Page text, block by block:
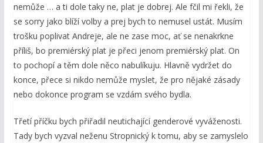
nemůže … a ti dole taky ne, plat je dobrej. Ale fčil mi řekli, že
se sorry jako blíží volby a prej bych to nemusel ustát. Musím
trošku poplivat Andreje, ale ne zase moc, ať se nenakrkne
příliš, bo premiérský plat je přeci jenom premiérský plat. On
to pochopí a těm dole něco nabulíkuju. Hlavně vydržet do
konce, přece si nikdo nemůže myslet, že pro nějaké zásady
nebo dokonce program se vzdám svého bydla.
Třetí příčku bych přiřadil neutichající genderové vyváženosti.
Tady bych vyzval neženu Stropnický k tomu, aby se zamyslelo